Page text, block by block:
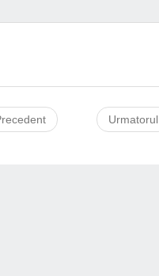
Urmatorul